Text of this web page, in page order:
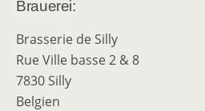
Brauerei:
Brasserie de Silly
Rue Ville basse 2 & 8
7830 Silly
Belgien